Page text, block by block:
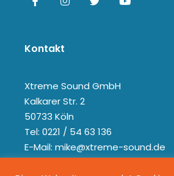
Kontakt
Xtreme Sound GmbH
Kalkarer Str. 2
50733 Köln
Tel: 0221 / 54 63 136
E-Mail: mike@xtreme-sound.de